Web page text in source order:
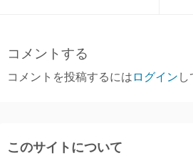
コメントする
コメントを投稿するには ログイン し
このサイトについて